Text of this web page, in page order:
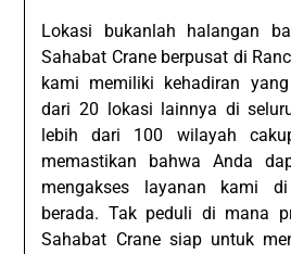
Lokasi bukanlah halangan
Sahabat Crane berpusat di
kami memiliki kehadiran
dari 20 lokasi lainnya di
lebih dari 100 wilayah
memastikan bahwa Anda
mengakses layanan kami
berada. Tak peduli di mana
Sahabat Crane siap untuk